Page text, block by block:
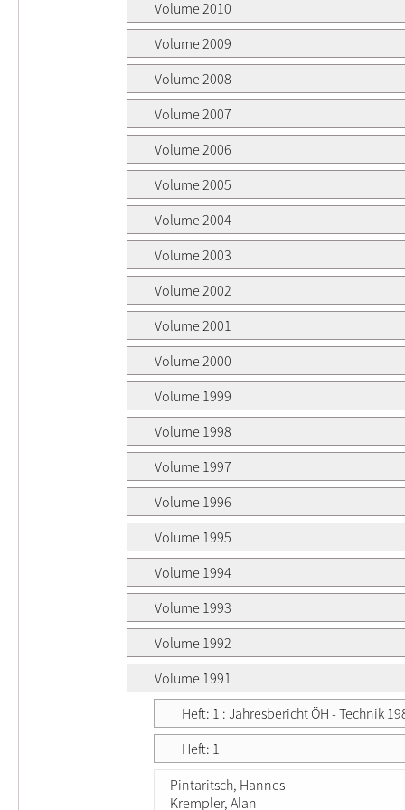
Volume 2010
Volume 2009
Volume 2008
Volume 2007
Volume 2006
Volume 2005
Volume 2004
Volume 2003
Volume 2002
Volume 2001
Volume 2000
Volume 1999
Volume 1998
Volume 1997
Volume 1996
Volume 1995
Volume 1994
Volume 1993
Volume 1992
Volume 1991
Heft: 1 : Jahresbericht ÖH - Technik
Heft: 1
Pintaritsch, Hannes
Krempler, Alan